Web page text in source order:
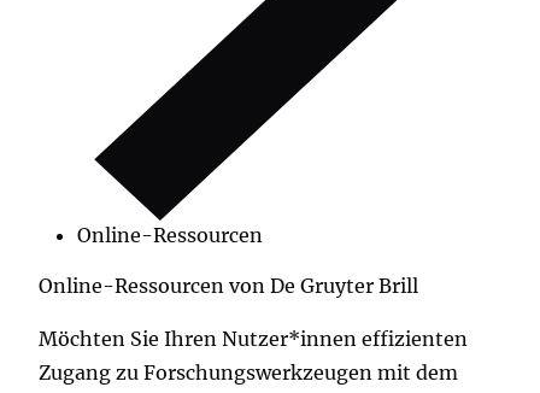
Online-Ressourcen
Online-Ressourcen von De Gruyter Brill
Möchten Sie Ihren Nutzer*innen effizienten
Zugang zu Forschungswerkzeugen mit dem